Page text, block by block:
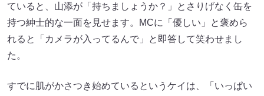
ていると、山添が「持ちましょうか？」とさりげなく缶を
持つ紳士的な一面を見せます。MCに「優しい」と褒めら
れると「カメラが入ってるんで」と即答して笑わせまし
た。
すでに肌がかさつき始めているというケイは、「いっぱい